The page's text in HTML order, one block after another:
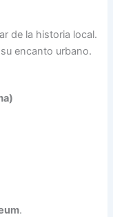
de la historia local.
encanto urbano.
.